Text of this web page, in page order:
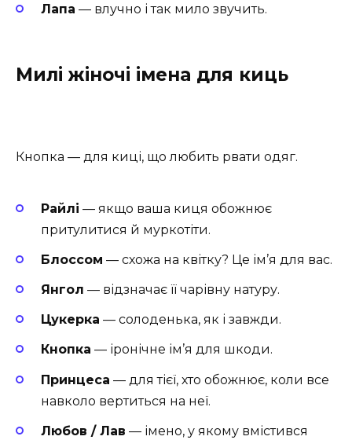
Лапа — влучно і так мило звучить.
Милі жіночі імена для киць
Кнопка — для киці, що любить рвати одяг.
Райлі — якщо ваша киця обожнює
притулитися й муркотіти.
Блоссом — схожа на квітку? Це ім’я для вас.
Янгол — відзначає її чарівну натуру.
Цукерка — солоденька, як і завжди.
Кнопка — іронічне ім’я для шкоди.
Принцеса — для тієї, хто обожнює, коли все
навколо вертиться на неї.
Любов / Лав — імено, у якому вмістився